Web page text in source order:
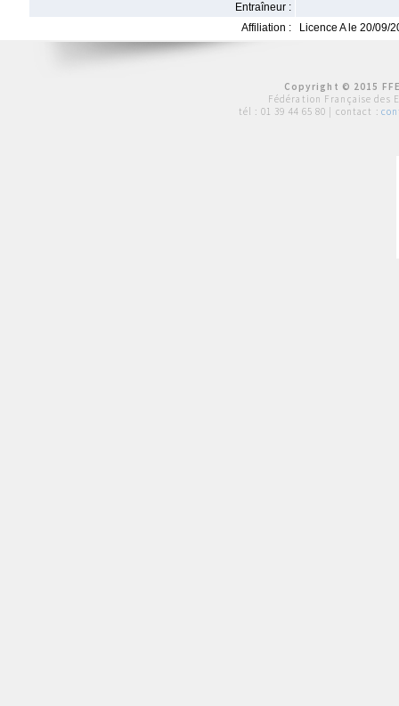
Entraîneur :
Affiliation :
Licence A le 20/09/
Copyright © 2015
Fédération Française des
tél : 01 39 44 65 80 | contact :